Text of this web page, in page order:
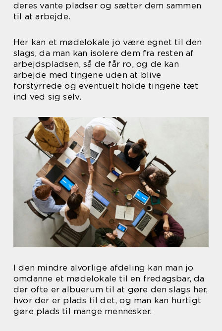
deres vante pladser og sætter dem sammen
til at arbejde.
Her kan et mødelokale jo være egnet til den
slags, da man kan isolere dem fra resten af
arbejdspladsen, så de får ro, og de kan
arbejde med tingene uden at blive
forstyrrede og eventuelt holde tingene tæt
ind ved sig selv.
I den mindre alvorlige afdeling kan man jo
omdanne et mødelokale til en fredagsbar, da
der ofte er albuerum til at gøre den slags her,
hvor der er plads til det, og man kan hurtigt
gøre plads til mange mennesker.